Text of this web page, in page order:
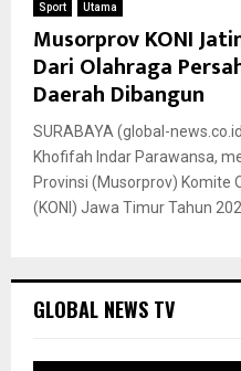
Sport Utama
Musorprov KONI
Dari Olahraga
Daerah Dibangun
SURABAYA (global-
Khofifah Indar Parawansa,
Provinsi (Musorprov) Komite
(KONI) Jawa Timur Tahun
GLOBAL NEWS TV